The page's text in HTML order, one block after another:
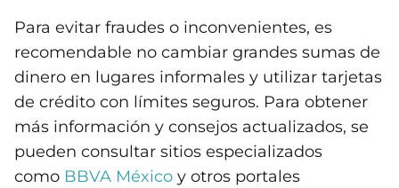
Para evitar fraudes o inconvenientes, es
recomendable no cambiar grandes sumas de
dinero en lugares informales y utilizar tarjetas
de crédito con límites seguros. Para obtener
más información y consejos actualizados, se
pueden consultar sitios especializados
como BBVA México y otros portales